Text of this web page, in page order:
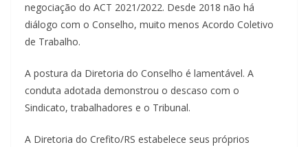
negociação do ACT 2021/2022. Desde 2018 não há
diálogo com o Conselho, muito menos Acordo Coletivo
de Trabalho.
A postura da Diretoria do Conselho é lamentável. A
conduta adotada demonstrou o descaso com o
Sindicato, trabalhadores e o Tribunal.
A Diretoria do Crefito/RS estabelece seus próprios